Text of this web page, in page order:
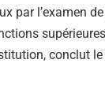
par l’examen
conclut